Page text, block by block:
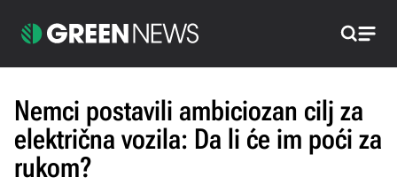
Pretraži
Nemci postavili ambiciozan cilj za
električna vozila: Da li će im poći za
rukom?